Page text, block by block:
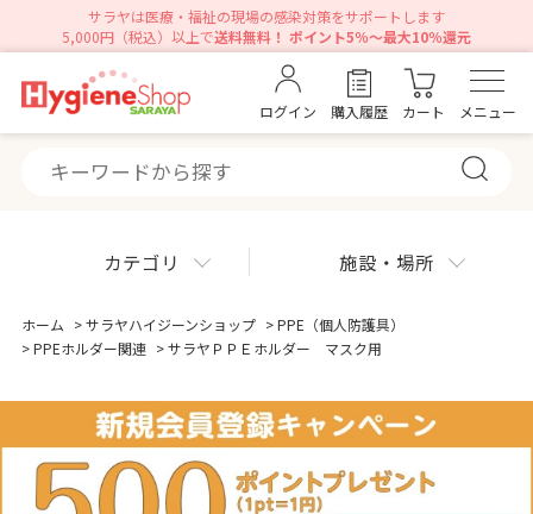
サラヤは医療・福祉の現場の感染対策をサポートします
5,000円（税込）以上で送料無料！ ポイント5％～最大10％還元
ログイン 購入履歴 カート メニュー
カテゴリ 施設・場所
ホーム >サラヤハイジーンショップ >PPE（個人防護具）
>PPEホルダー関連 >サラヤＰＰＥホルダー マスク用